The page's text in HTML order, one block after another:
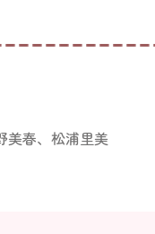
美春、松浦里美